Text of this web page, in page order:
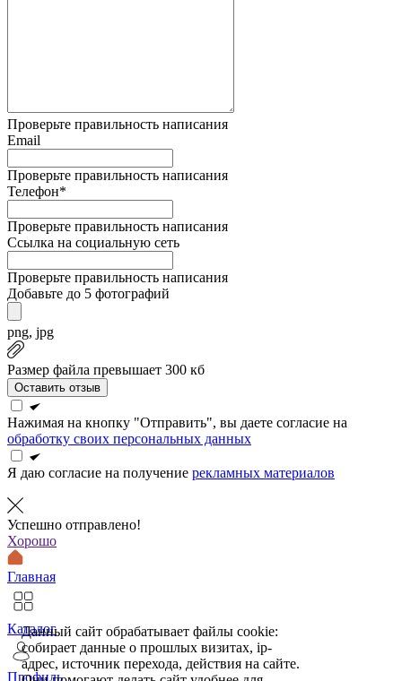
Проверьте правильность написания
Email
Проверьте правильность написания
Телефон*
Проверьте правильность написания
Ссылка на социальную сеть
Проверьте правильность написания
Добавьте до 5 фотографий
png, jpg
Размер файла превышает 300 кб
Оставить отзыв
Нажимая на кнопку "Отправить", вы даете согласие на
обработку своих персональных данных
Я даю согласие на получение рекламных материалов
Успешно отправлено!
Хорошо
Главная
Каталог
Профиль
Данный сайт обрабатывает файлы cookie:
собирает данные о прошлых визитах, ip-
адрес, источник перехода, действия на сайте.